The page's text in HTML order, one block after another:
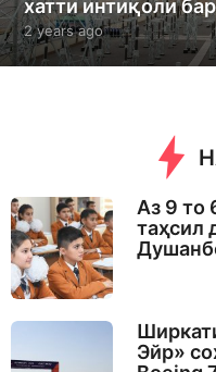
хатти интиқоли
2 years ago2
y
e
o
Аз 9 то
таҳсил
Эйр»